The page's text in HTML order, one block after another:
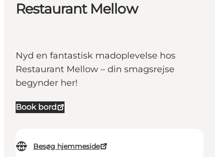
Restaurant Mellow
Nyd en fantastisk madoplevelse hos
Restaurant Mellow – din smagsrejse
begynder her!
Book bord
Besøg hjemmeside